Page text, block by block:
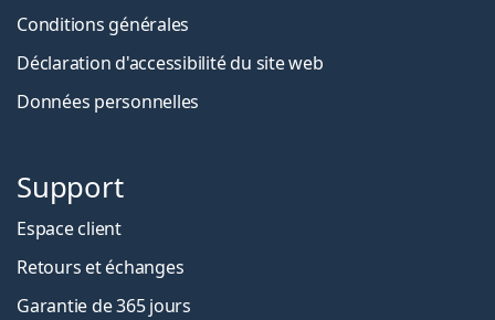
Conditions générales
Déclaration d'accessibilité du site web
Données personnelles
Support
Espace client
Retours et échanges
Garantie de 365 jours